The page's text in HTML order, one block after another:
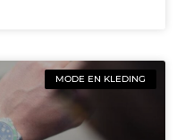
MODE EN KLEDING